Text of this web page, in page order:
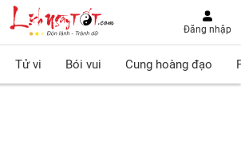
Đăng nhập
Tử vi Bói vui Cung hoàng đạo